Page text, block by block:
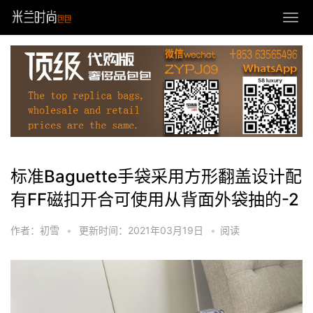
标准Baguette手袋采用方形翻盖设计配
有FF磁扣开合可使用从背面外袋抽的-2
作者：初雪 • 更新时间：2021年03月19日 • 阅读